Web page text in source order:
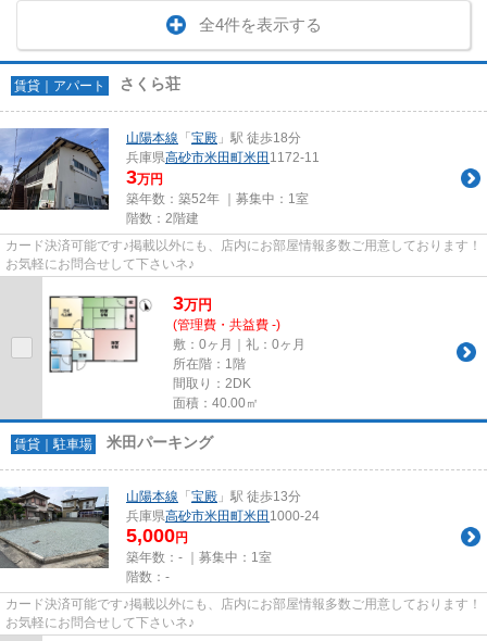
全4件を表示する
賃貸｜アパート さくら荘
山陽本線 「 宝殿 」駅 徒歩18分
兵庫県高砂市米田町米田 1172-11
3万円
築年数：築52年 ｜募集中： 1室
階数：2階建
カード決済可能です♪掲載以外にも、店内にお部屋情報多数ご用意しております！
お気軽にお問合せして下さいネ♪
3万円
(管理費・共益費 -)
敷：0ヶ月｜礼：0ヶ月
所在階：1階
間取り：2DK
面積：40.00㎡
賃貸｜駐車場 米田パーキング
山陽本線 「 宝殿 」駅 徒歩13分
兵庫県高砂市米田町米田 1000-24
5,000円
築年数：- ｜募集中： 1室
階数：-
カード決済可能です♪掲載以外にも、店内にお部屋情報多数ご用意しております！
お気軽にお問合せして下さいネ♪